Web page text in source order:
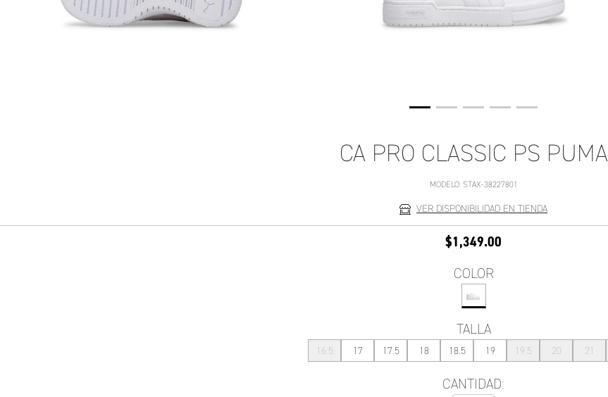
CA PRO CLASSIC PS PUMA
MODELO: STAX-38227801
VER DISPONIBILIDAD EN TIENDA
$1,349.00
COLOR
TALLA
16.5 17 17.5 18 18.5 19 19.5 20 21
CANTIDAD: